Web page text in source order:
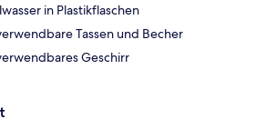
in Plastikflaschen
Tassen und Becher
Geschirr